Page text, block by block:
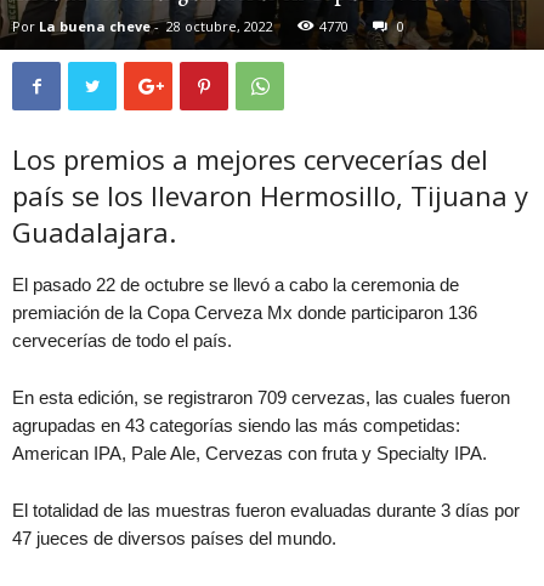
Por La buena cheve- 28 octubre, 2022 4770 0
Los premios a mejores cervecerías del
país se los llevaron Hermosillo, Tijuana y
Guadalajara.
El pasado 22 de octubre se llevó a cabo la ceremonia de
premiación de la Copa Cerveza Mx donde participaron 136
cervecerías de todo el país.
En esta edición, se registraron 709 cervezas, las cuales fueron
agrupadas en 43 categorías siendo las más competidas:
American IPA, Pale Ale, Cervezas con fruta y Specialty IPA.
El totalidad de las muestras fueron evaluadas durante 3 días por
47 jueces de diversos países del mundo.